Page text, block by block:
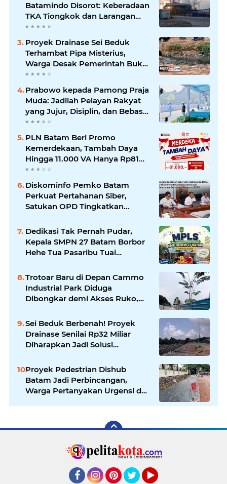
Batamindo Disorot: Keberadaan
TKA Tiongkok dan Larangan
Liputan Wartawan Jadi
Perhatian
Proyek Drainase Sei Beduk
Terhambat Pipa Misterius,
Warga Desak Pemerintah Buka
Hasil Uji Sampel Air
Prabowo kepada Pamong Praja
Muda: Jadilah Pelayan Rakyat
yang Jujur, Disiplin, dan Bebas
Korupsi
PLN Batam Beri Promo
Kemerdekaan, Tambah Daya
Hingga 11.000 VA Hanya Rp81
Ribu
Diskominfo Pemko Batam
Perkuat Pertahanan Siber,
Satukan OPD Tingkatkan
Pemerintah
Dedikasi Tak Pernah Pudar,
Kepala SMPN 27 Batam Borbor
Hehe Tua Pasaribu Tuai
Trotoar Baru di Depan Cammo
Industrial Park Diduga
Dibongkar demi Akses Ruko,
Sei Beduk Berbenah! Proyek
Drainase Senilai Rp32 Miliar
Diharapkan Jadi Solusi
Proyek Pedestrian Dishub
Batam Jadi Perbincangan,
Warga Pertanyakan Urgensi dan